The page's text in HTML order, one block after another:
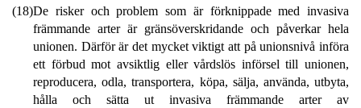
(18)De risker och problem som är förknippade med invasiva
främmande arter är gränsöverskridande och påverkar hela
unionen. Därför är det mycket viktigt att på unionsnivå införa
ett förbud mot avsiktlig eller vårdslös införsel till unionen,
reproducera, odla, transportera, köpa, sälja, använda, utbyta,
hålla och sätta ut invasiva främmande arter av